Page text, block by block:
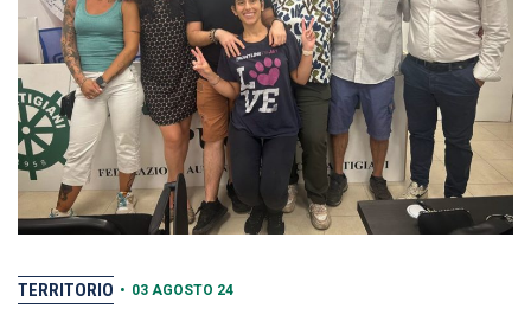
TERRITORIO • 03 AGOSTO 24